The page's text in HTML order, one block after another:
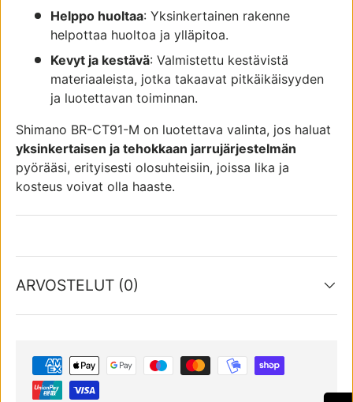
Helppo huoltaa: Yksinkertainen rakenne
helpottaa huoltoa ja ylläpitoa.
Kevyt ja kestävä: Valmistettu kestävistä
materiaaleista, jotka takaavat pitkäikäisyyden
ja luotettavan toiminnan.
Shimano BR-CT91-M on luotettava valinta, jos haluat
yksinkertaisen ja tehokkaan jarrujärjestelmän
pyörääsi, erityisesti olosuhteisiin, joissa lika ja
kosteus voivat olla haaste.
ARVOSTELUT (0)